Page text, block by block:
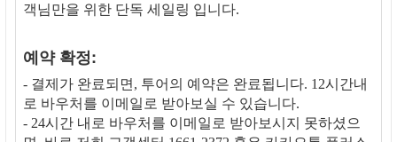
객님만을 위한 단독 세일링 입니다.
예약 확정:
- 결제가 완료되면, 투어의 예약은 완료됩니다. 12시간내
로 바우처를 이메일로 받아보실 수 있습니다.
- 24시간 내로 바우처를 이메일로 받아보시지 못하셨으